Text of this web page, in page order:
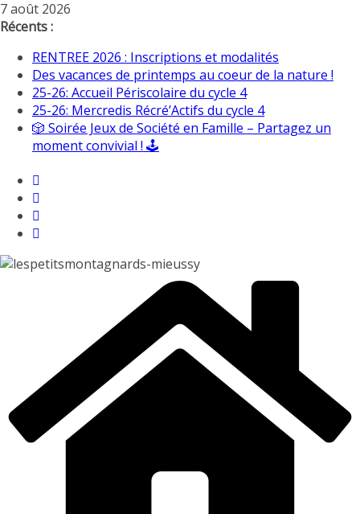
Passer
au
7 août 2026
Récents :
RENTREE 2026 : Inscriptions et modalités
Des vacances de printemps au coeur de la nature !
25-26: Accueil Périscolaire du cycle 4
25-26: Mercredis Récré’Actifs du cycle 4
🎲 Soirée Jeux de Société en Famille – Partagez un
moment convivial ! 🕹️